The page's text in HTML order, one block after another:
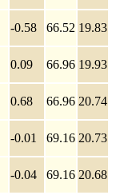
-0.58 66.52 19.83
0.09 66.96 19.93
0.68 66.96 20.74
-0.01 69.16 20.73
-0.04 69.16 20.68